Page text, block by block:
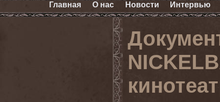
Главная О нас Новости Интервью